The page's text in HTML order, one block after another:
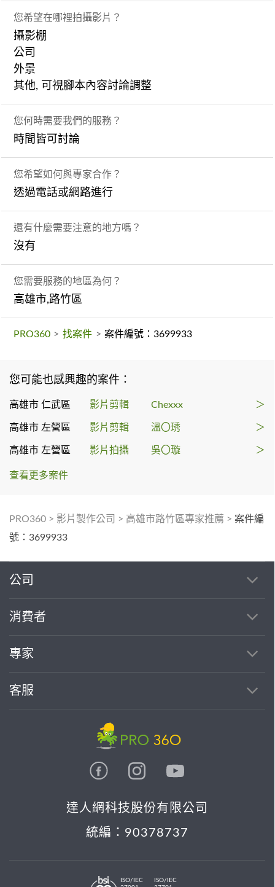
您希望在哪裡拍攝影片？
攝影棚
公司
外景
其他, 可視腳本內容討論調整
您何時需要我們的服務？
時間皆可討論
您希望如何與專家合作？
透過電話或網路進行
還有什麼需要注意的地方嗎？
沒有
您需要服務的地區為何？
高雄市,路竹區
PRO360 > 找案件 > 案件編號：3699933
您可能也感興趣的案件：
高雄市 仁武區 影片剪輯 Chexxx ＞
高雄市 左營區 影片剪輯 溫〇琇 ＞
高雄市 左營區 影片拍攝 吳〇璇 ＞
查看更多案件
PRO360 > 影片製作公司 > 高雄市路竹區專家推薦 > 案件編
號：3699933
公司
消費者
專家
客服
達人網科技股份有限公司
統編：90378737
ISO/IEC
ISO/IEC